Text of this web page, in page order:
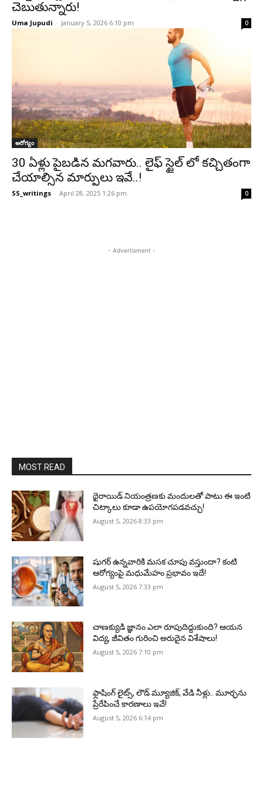
చెబుతున్నారు!
Uma Jupudi - January 5, 2026 6:10 pm 0
ఆరోగ్యం
30 ఏళ్లు పైబడిన మగవారు.. లైఫ్ స్టైల్ లో కచ్చితంగా
చేయాల్సిన మార్పులు ఇవే..!
SS_writings - April 28, 2025 1:26 pm 0
- Advertisment -
MOST READ
థైరాయిడ్ నియంత్రణకు మందులతో పాటు ఈ ఇంటి
చిట్కాలు కూడా ఉపయోగపడవచ్చు!
August 5, 2026 8:33 pm
షుగర్ ఉన్నవారికి మసక చూపు వస్తుందా? కంటి
ఆరోగ్యంపై మధుమేహం ప్రభావం ఇదే!
August 5, 2026 7:33 pm
చాణక్యుడి జ్ఞానం ఎలా రూపుదిద్దుకుంది? ఆయన
విద్య, జీవితం గురించి అరుదైన విశేషాలు!
August 5, 2026 7:10 pm
ఫ్లాషింగ్ లైట్స్, లౌడ్ మ్యూజిక్, వేడి నీళ్లు.. మూర్ఛను
ప్రేరేపించే కారణాలు ఇవే!
August 5, 2026 6:14 pm